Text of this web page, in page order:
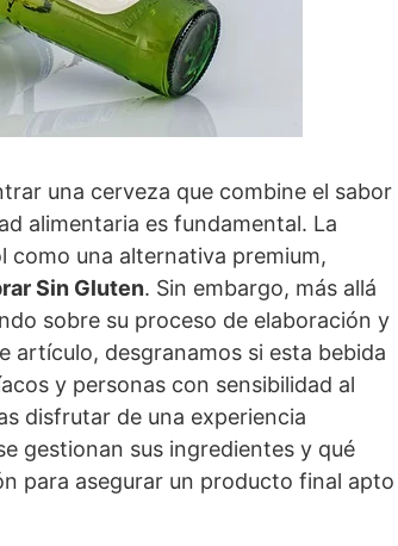
una cerveza que combine el sabor
alimentaria es fundamental. La
como una alternativa premium,
Sin Gluten. Sin embargo, más allá
sobre su proceso de elaboración y
artículo, desgranamos si esta bebida
y personas con sensibilidad al
disfrutar de una experiencia
gestionan sus ingredientes y qué
para asegurar un producto final apto